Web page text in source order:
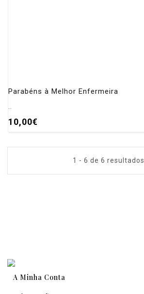
Parabéns à Melhor Enfermeira
10,00€
1 - 6 de 6 resultados
A Minha Conta